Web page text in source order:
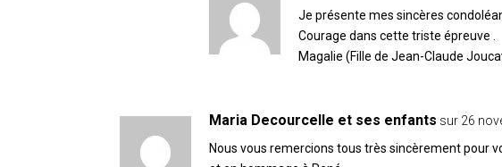
Je présente mes sincères
Courage dans cette triste épreuve .
Magalie (Fille de Jean-Claude
Maria Decourcelle et ses enfants sur 26
Nous vous remercions tous très sincèrement pour